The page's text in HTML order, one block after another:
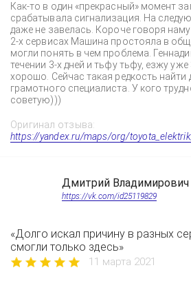
Как-то в один «прекрасный» момент
срабатывала сигнализация. На
даже не завелась. Короче говоря
2-х сервисах Машина простояла в
могли понять в чем проблема.
течении 3-х дней и тьфу тьфу, езжу
хорошо. Сейчас такая редкость найти
грамотного специалиста. У кого
советую)))
Оригинал отзыва:
https://yandex.ru/maps/org/
Дмитрий Владимирович
https://vk.com/id25119829
«Долго искал причину в разных
смогли только здесь»
11 марта 2021